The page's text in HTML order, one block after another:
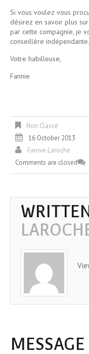
Si vous voulez vous
désirez en savoir plus
par cette compagnie, je
conseillère indépendante.
Votre habilleuse,
Fannie
Non Classé
16 October 2013
Fannie Laroche
Comments are closed